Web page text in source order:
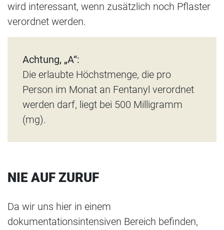
wird interessant, wenn zusätzlich noch Pflaster
verordnet werden.
Achtung, „A“:
Die erlaubte Höchstmenge, die pro
Person im Monat an Fentanyl verordnet
werden darf, liegt bei 500 Milligramm
(mg).
NIE AUF ZURUF
Da wir uns hier in einem
dokumentationsintensiven Bereich befinden,